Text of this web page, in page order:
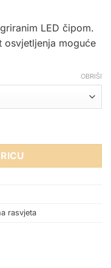
LED čipom.
osvjetljenja moguće
OBRIŠI
IP54 PODESIVA
rasvjeta